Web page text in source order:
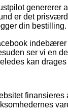
genererer
er det
din bestilling.
indebærer
ser vi en
kan
finansieres